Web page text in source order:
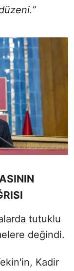
tutuklu
değindi.
Kadir